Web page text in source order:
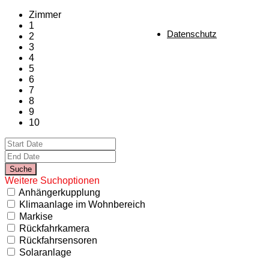
Datenschutz
Zimmer
1
2
3
4
5
6
7
8
9
10
Weitere Suchoptionen
Anhängerkupplung
Klimaanlage im Wohnbereich
Markise
Rückfahrkamera
Rückfahrsensoren
Solaranlage